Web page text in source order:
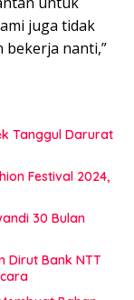
juga tidak
bekerja nanti,”
Tanggul Darurat
Festival 2024,
30 Bulan
Dirut Bank NTT